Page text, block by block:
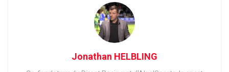
Jonathan HELBLING